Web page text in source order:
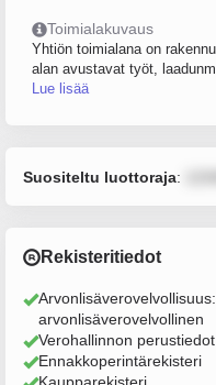
Toimialakuvaus
Yhtiön toimialana on
alan avustavat työt,
Lue lisää
Suositeltu luottoraja:
Rekisteritiedot
arvonlisäverovelvollinen
Verohallinnon perustiedot
Ennakkoperintärekisteri